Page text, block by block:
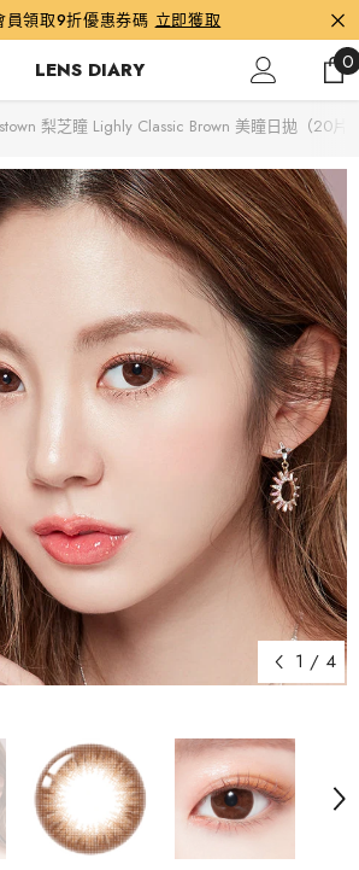
員領取9折優惠券碼 立即獲取
LENS DIARY 00
梨芝瞳 Lighly Classic Brown 美瞳日拋（20片
1 / 4